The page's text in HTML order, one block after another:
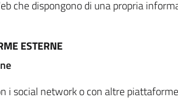
che dispongono di una propria
ESTERNE
social network o con altre